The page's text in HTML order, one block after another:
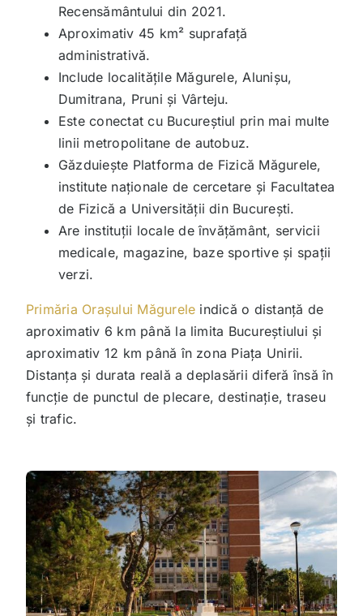
Recensământului din 2021.
Aproximativ 45 km² suprafață
administrativă.
Include localitățile Măgurele, Alunișu,
Dumitrana, Pruni și Vârteju.
Este conectat cu Bucureștiul prin mai multe
linii metropolitane de autobuz.
Găzduiește Platforma de Fizică Măgurele,
institute naționale de cercetare și Facultatea
de Fizică a Universității din București.
Are instituții locale de învățământ, servicii
medicale, magazine, baze sportive și spații
verzi.
Primăria Orașului Măgurele indică o distanță de
aproximativ 6 km până la limita Bucureștiului și
aproximativ 12 km până în zona Piața Unirii.
Distanța și durata reală a deplasării diferă însă în
funcție de punctul de plecare, destinație, traseu
și trafic.